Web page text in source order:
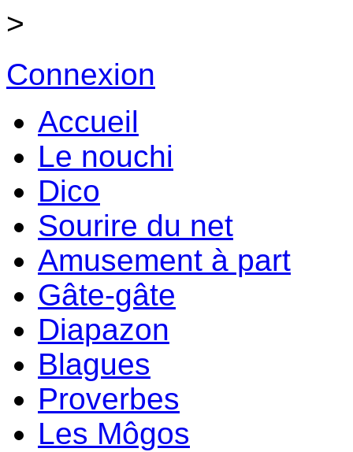
>
Connexion
Accueil
Le nouchi
Dico
Sourire du net
Amusement à part
Gâte-gâte
Diapazon
Blagues
Proverbes
Les Môgos